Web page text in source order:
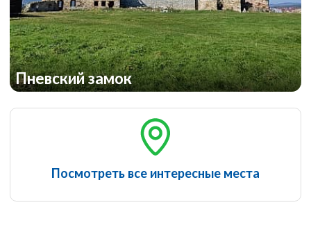
Пневский замок
Посмотреть все интересные места